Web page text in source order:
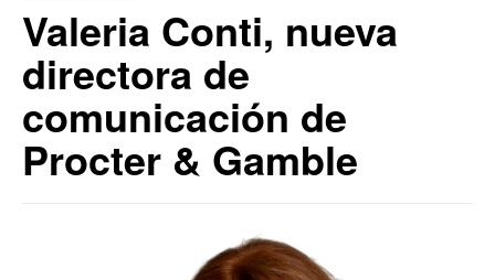
Valeria Conti, nueva
directora de
comunicación de
Procter & Gamble